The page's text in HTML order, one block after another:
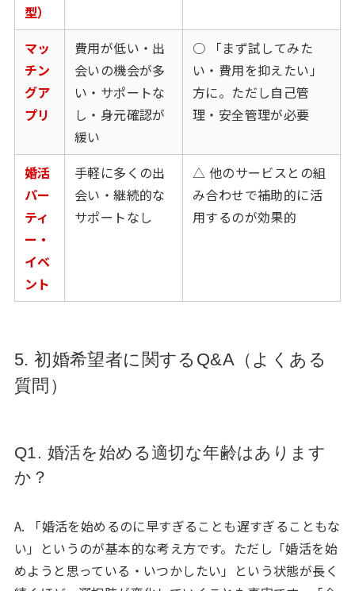
型）
マッ
チン
グア
プリ
費用が低い・出
会いの機会が多
い・サポートな
し・身元確認が
緩い
○ 「まず試してみた
い・費用を抑えたい」
方に。ただし自己管
理・安全管理が必要
婚活
パー
ティ
ー・
イベ
ント
手軽に多くの出
会い・継続的な
サポートなし
△ 他のサービスとの組
み合わせで補助的に活
用するのが効果的
5. 初婚希望者に関するQ&A（よくある
質問）
Q1. 婚活を始める適切な年齢はあります
か？
A. 「婚活を始めるのに早すぎることも遅すぎることもな
い」というのが基本的な考え方です。ただし「婚活を始
めようと思っている・いつかしたい」という状態が長く